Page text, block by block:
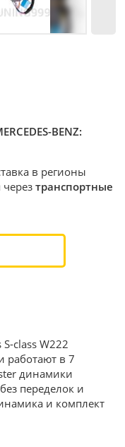
BENZ:
в регионы
черезтранспортные
class W222
работают в 7
динамики
переделок и
и комплект